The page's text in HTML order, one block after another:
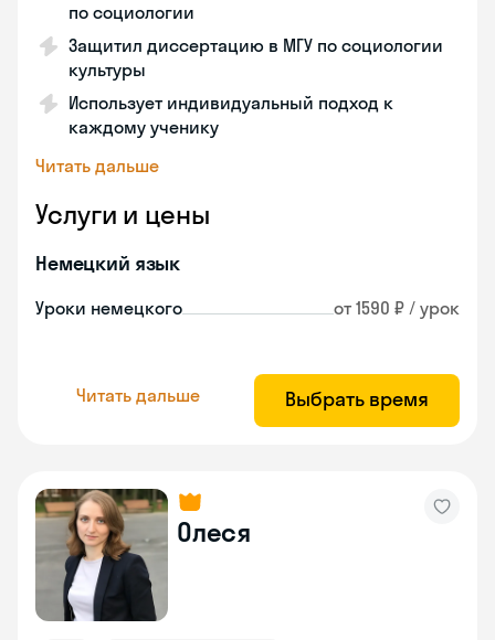
по социологии
Защитил диссертацию в МГУ по социологии
культуры
Использует индивидуальный подход к
каждому ученику
Читать дальше
Услуги и цены
Немецкий язык
Уроки немецкого от 1590 ₽ / урок
Читать дальше Выбрать время
Олеся